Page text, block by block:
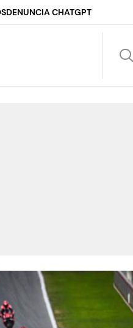
DENUNCIA CHATGPT